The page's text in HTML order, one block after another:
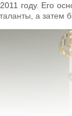
году. Его
а затем